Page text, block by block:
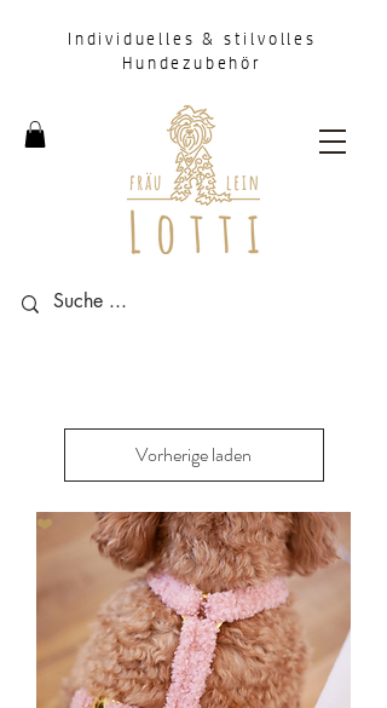
Individuelles & stilvolles
Hundezubehör
Vorherige laden
❤️